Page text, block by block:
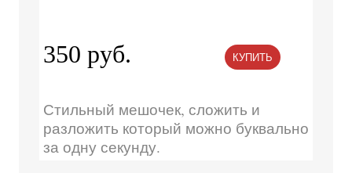
350 руб. КУПИТЬ
Стильный мешочек, сложить и
разложить который можно буквально
за одну секунду.